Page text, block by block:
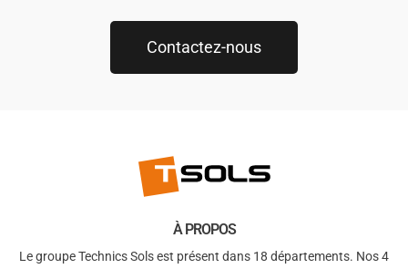
Contactez-nous
À PROPOS
Le groupe Technics Sols est présent dans 18 départements. Nos 4